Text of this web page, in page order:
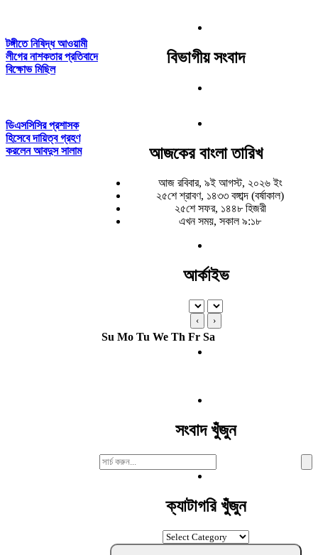
টঙ্গীতে নিষিদ্ধ আওয়ামী
লীগের নাশকতার প্রতিবাদে
বিক্ষোভ মিছিল
ডিএসসিসির প্রশাসক
হিসেবে দায়িত্ব গ্রহণ
করলেন আবদুস সালাম
বিভাগীয় সংবাদ
আজকের বাংলা তারিখ
আজ রবিবার, ৯ই আগস্ট, ২০২৬ ইং
২৫শে শ্রাবণ, ১৪৩৩ বঙ্গাব্দ (বর্ষাকাল)
২৫শে সফর, ১৪৪৮ হিজরী
এখন সময়, সকাল ৯:১৮
আর্কাইভ
‹ ›
Su Mo Tu We Th Fr Sa
সংবাদ খুঁজুন
Search
For:
ক্যাটাগরি খুঁজুন
ক্যাটাগরি
খুঁজুন